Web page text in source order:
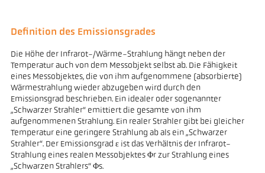
Definition des Emissionsgrades
Die Höhe der Infrarot-/Wärme-Strahlung hängt neben der
Temperatur auch von dem Messobjekt selbst ab. Die Fähigkeit
eines Messobjektes, die von ihm aufgenommene (absorbierte)
Wärmestrahlung wieder abzugeben wird durch den
Emissionsgrad beschrieben. Ein idealer oder sogenannter
„Schwarzer Strahler“ emittiert die gesamte von ihm
aufgenommenen Strahlung. Ein realer Strahler gibt bei gleicher
Temperatur eine geringere Strahlung ab als ein „Schwarzer
Strahler“. Der Emissionsgrad ε ist das Verhältnis der Infrarot-
Strahlung eines realen Messobjektes Φr zur Strahlung eines
„Schwarzen Strahlers“ Φs.